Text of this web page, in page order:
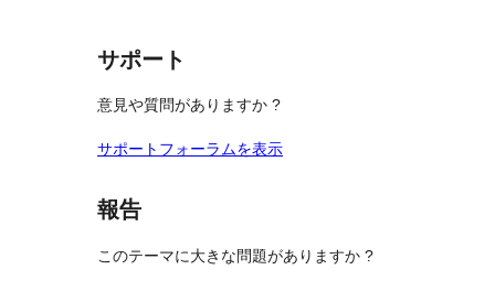
サポート
意見や質問がありますか ?
サポートフォーラムを表示
報告
このテーマに大きな問題がありますか ?